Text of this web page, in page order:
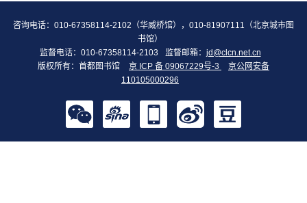
咨询电话：010-67358114-2102（华威桥馆），010-81907111（北京城市图
书馆）
监督电话：010-67358114-2103
监督邮箱： jd@clcn.net.cn
版权所有：首都图书馆
京 ICP 备 09067229号-3
京公网安备
110105000296